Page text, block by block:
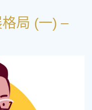
局 (一) –